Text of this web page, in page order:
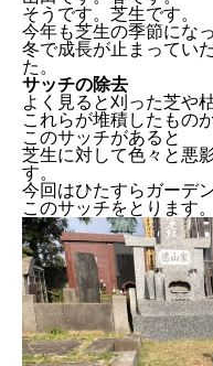
そうです。芝生です。
今年も芝生の季節にな
冬で成長が止まってい
た。
サッチの除去
よく見ると刈った芝や
これらが堆積したもの
このサッチがあると
芝生に対して色々と悪
す。
今回はひたすらガーデ
このサッチをとります。